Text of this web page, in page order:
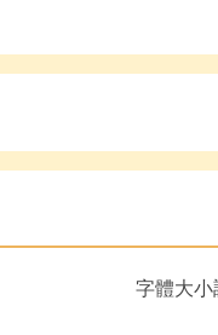
字體大小